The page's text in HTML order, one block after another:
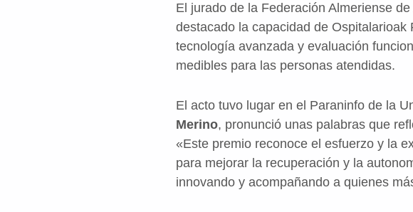
El jurado de la Federación Almeriense
destacado la capacidad de
tecnología avanzada y evaluación
medibles para las personas atendidas.
El acto tuvo lugar en el Paraninfo de la
Merino, pronunció unas palabras que
«Este premio reconoce el esfuerzo y la
para mejorar la recuperación y la
innovando y acompañando a quienes